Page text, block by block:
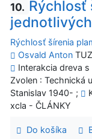
10. Rýchlosť
Rýchlosť šírenia
Osvald Anton
Interakcia dreva
Zvolen : Technická
Stanislav 1940- ;
xcla - ČLÁNKY
Do košíka